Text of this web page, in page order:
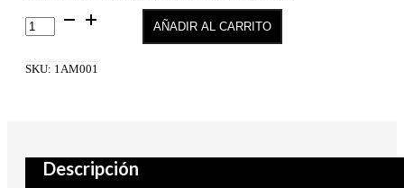
CAT
EYE
cantidad
AÑADIR AL CARRITO
SKU: 1AM001
Descripción